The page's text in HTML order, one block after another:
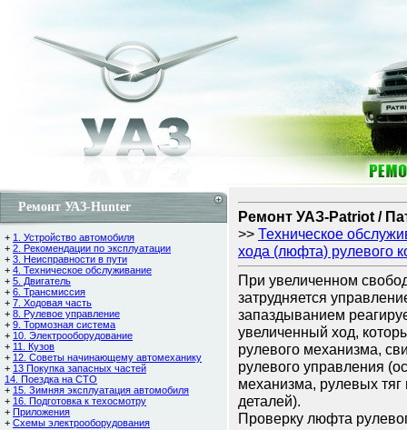
Ремонт УАЗ-Hunter
+ 1. Устройство автомобиля
+ 2. Рекомендации по эксплуатации
+ 3. Неисправности в пути
+ 4. Техническое обслуживание
+ 5. Двигатель
+ 6. Трансмиссия
+ 7. Ходовая часть
+ 8. Рулевое управление
+ 9. Тормозная система
+ 10. Электрооборудование
+ 11. Кузов
+ 12. Советы начинающему автомеханику
+ 13 Покупка запасных частей
14. Поездка на СТО
+ 15. Зимняя эксплуатация автомобиля
+ 16. Подготовка к техосмотру
+ Приложения
+ Схемы электрооборудования
Ремонт УАЗ-Patriot /
>> Техническое
хода (люфта) рулевого
При увеличенном
затрудняется
запаздыванием
увеличенный ход,
рулевого механизма,
рулевого управления
механизма, рулевых тяг
деталей).
Проверку люфта